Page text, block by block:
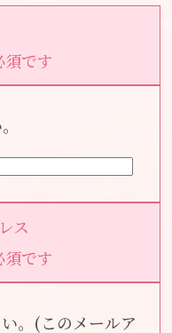
です
ス
です
。(このメールア